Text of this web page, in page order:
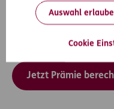
Auswahl
Cookie
Skorpionen sind durch
berrechnen und
Jetzt Prämie